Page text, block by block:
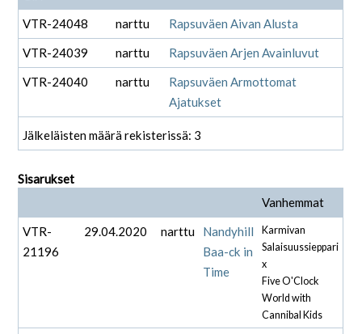
VTR-24048 narttu
Rapsuväen Aivan Alusta
VTR-24039
narttu
Rapsuväen Arjen Avainluvut
VTR-24040
narttu
Rapsuväen Armottomat
Ajatukset
Jälkeläisten määrä rekisterissä: 3
Sisarukset
Vanhemmat
VTR-
21196
29.04.2020 narttu
Nandyhill
Baa-ck in
Time
Karmivan
Salaisuussieppari
x
Five O'Clock
World with
Cannibal Kids